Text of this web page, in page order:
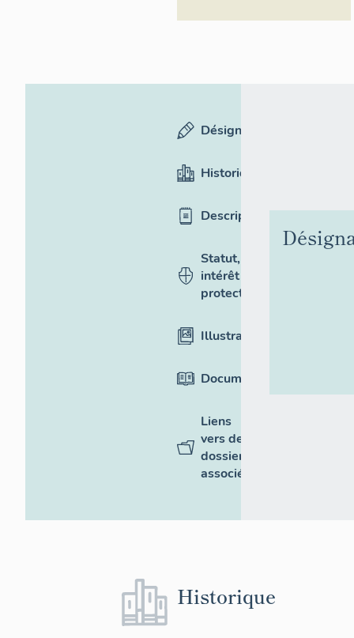
Désignation
Historique
Description
Statut,
intérêt et
protection
Illustrations
Documentation
Liens
vers des
dossiers
associés
Historique